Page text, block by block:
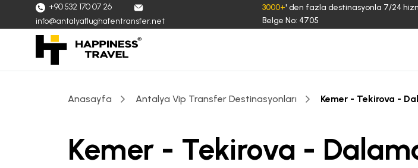
+90 532 170 07 26
info@antalyaflughafentransfer.net
3000+' den fazla destinasyonla 7/24
Belge No: 4705
Anasayfa Antalya Vip Transfer Destinasyonları Kemer - Tekirova -
Kemer - Tekirova -